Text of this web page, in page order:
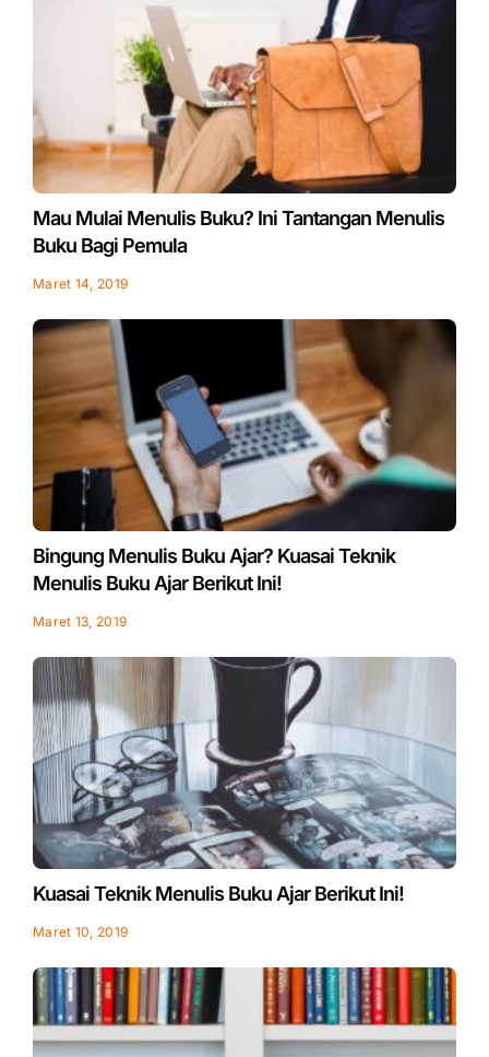
Mau Mulai Menulis Buku? Ini Tantangan Menulis
Buku Bagi Pemula
Maret 14, 2019
Bingung Menulis Buku Ajar? Kuasai Teknik
Menulis Buku Ajar Berikut Ini!
Maret 13, 2019
Kuasai Teknik Menulis Buku Ajar Berikut Ini!
Maret 10, 2019